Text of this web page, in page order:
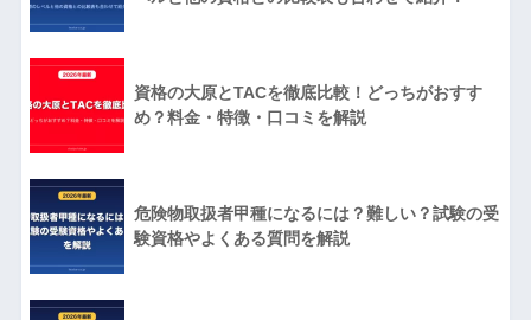
資格の大原とTACを徹底比較！どっちがおすす
め？料金・特徴・口コミを解説
危険物取扱者甲種になるには？難しい？試験の受
験資格やよくある質問を解説